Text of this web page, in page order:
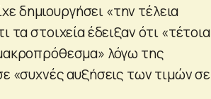
δημιουργήσει «την τέλεια
τα στοιχεία έδειξαν ότι «τέτοια
λόγω της
«συχνές αυξήσεις των τιμών σε